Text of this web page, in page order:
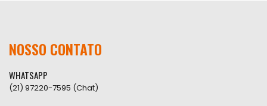
NOSSO CONTATO
WHATSAPP
(21) 97220-7595 (Chat)